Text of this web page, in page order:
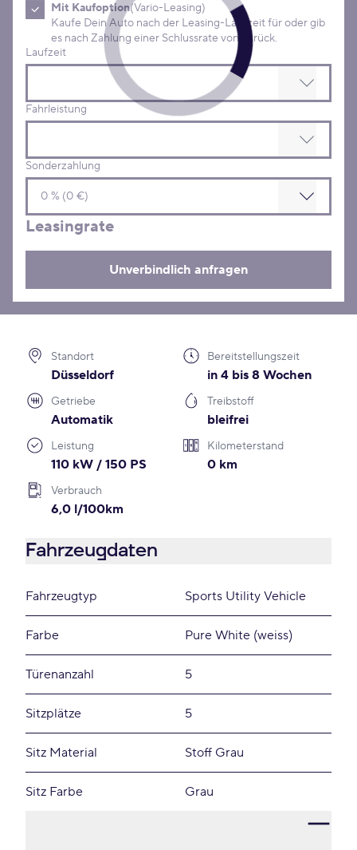
Mit Kaufoption(Vario-Leasing)
Kaufe Dein Auto nach der Leasing-Laufzeit für oder gib
es nach Zahlung einer Schlussrate von zurück.
Laufzeit
Fahrleistung
Sonderzahlung
Leasingrate
Unverbindlich anfragen
Standort
Düsseldorf
Bereitstellungszeit
in 4 bis 8 Wochen
Getriebe
Automatik
Treibstoff
bleifrei
Leistung
110 kW / 150 PS
Kilometerstand
0 km
Verbrauch
6,0 l/100km
Fahrzeugdaten
Fahrzeugtyp Sports Utility Vehicle
Farbe Pure White (weiss)
Türenanzahl 5
Sitzplätze 5
Sitz Material Stoff Grau
Sitz Farbe Grau